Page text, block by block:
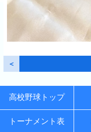
＜
高校野球トップ
トーナメント表